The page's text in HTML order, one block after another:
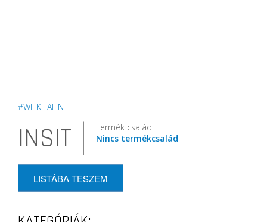
#WILKHAHN
INSIT
Termék család
Nincs termékcsalád
LISTÁBA TESZEM